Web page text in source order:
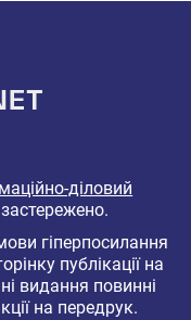
діловий
гіперпосилання
публікації на
видання повинні
на передрук.